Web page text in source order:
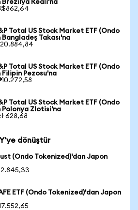
Brezilya Reali'na
Total US Stock Market ETF (Ondo
Takası'na
Total US Stock Market ETF (Ondo
Pezosu'na
Total US Stock Market ETF (Ondo
Polonya Zlotisi'na
628,68
dönüştür
(Ondo Tokenized)'dan Japon
ETF (Ondo Tokenized)'dan Japon